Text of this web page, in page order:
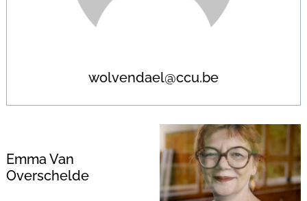
wolvendael@ccu.be
Emma Van
Overschelde